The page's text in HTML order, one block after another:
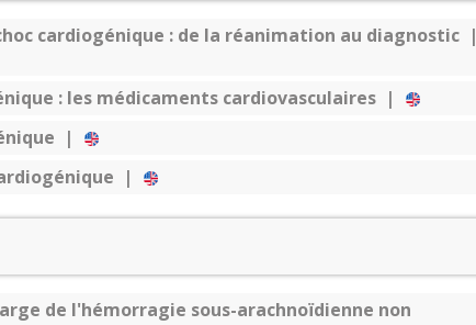
cardiogénique : de la réanimation au diagnostic |
: les médicaments cardiovasculaires |
|
|
de l'hémorragie sous-arachnoïdienne non